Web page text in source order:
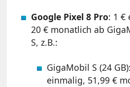
Google Pixel 8 Pro: 1 €
20 € monatlich ab
S, z.B.:
GigaMobil S (24
einmalig, 51,99 €